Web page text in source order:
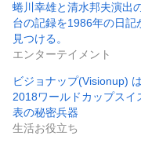
蜷川幸雄と清水邦夫演出
台の記録を1986年の日記
見つける。
エンターテイメント
ビジョナップ(Visionup) は
2018ワールドカップスイ
表の秘密兵器
生活お役立ち